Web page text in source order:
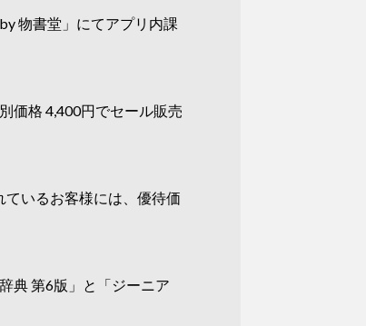
物書堂」にてアプリ内課
価格 4,400円でセール販売
いるお客様には、優待価
典 第6版」と「ジーニア